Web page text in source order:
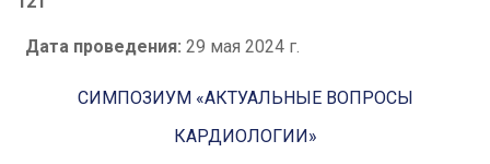
Дата проведения: 29 мая 2024 г.
СИМПОЗИУМ «АКТУАЛЬНЫЕ ВОПРОСЫ
КАРДИОЛОГИИ»